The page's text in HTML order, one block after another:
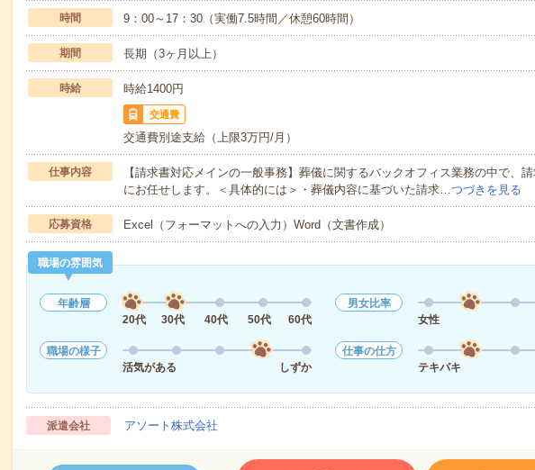
時間 9：00～17：30（実働7.5時間／休憩60時間）
期間 長期（3ヶ月以上）
時給 時給1400円
交通費
交通費別途支給（上限3万円/月）
仕事内容
【請求書対応メインの一般事務】葬儀に関するバックオフィス業務の中で、
にお任せします。＜具体的には＞・葬儀内容に基づいた請求…つづきを見る
応募資格 Excel（フォーマットへの入力）Word（文書作成）
職場の雰囲気
年齢層
20代
30代 40代 50代 60代
男女比率
女性
職場の様子
活気がある
しずか
仕事の仕方
テキパキ
派遣会社 アソート株式会社